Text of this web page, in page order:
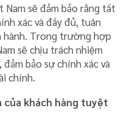
Nam sẽ đảm bảo rằng tất
xác và đầy đủ, tuân
hành. Trong trường hợp
sẽ chịu trách nhiệm
bảo sự chính xác và
chính.
khách hàng tuyệt